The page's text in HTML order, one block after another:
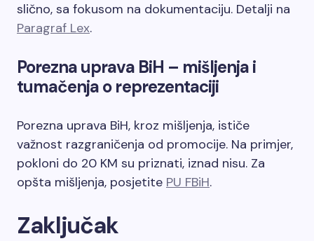
slično, sa fokusom na dokumentaciju. Detalji na
Paragraf Lex.
Porezna uprava BiH – mišljenja i
tumačenja o reprezentaciji
Porezna uprava BiH, kroz mišljenja, ističe
važnost razgraničenja od promocije. Na primjer,
pokloni do 20 KM su priznati, iznad nisu. Za
opšta mišljenja, posjetite PU FBiH.
Zaključak